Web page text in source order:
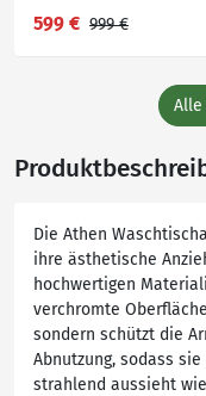
599 € 999 €
Alle
Die Athen
ihre ästhetische
hochwertigen
verchromte
sondern schützt die
Abnutzung, sodass
strahlend aussieht